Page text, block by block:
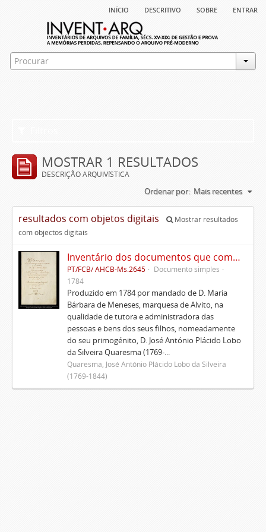
início descritivo sobre entrar
MOSTRAR 1 RESULTADOS
DESCRIÇÃO ARQUIVÍSTICA
Ordenar por: Mais recentes
resultados com objetos digitais
Mostrar resultados
com objectos digitais
Inventário dos documentos que compõem o cartório da Casa de Alvito
PT/FCB/ AHCB-Ms.2645
Documento simples
1784
Produzido em 1784 por mandado de D. Maria
Bárbara de Meneses, marquesa de Alvito, na
qualidade de tutora e administradora das
pessoas e bens dos seus filhos, nomeadamente
do seu primogénito, D. José António Plácido Lobo
da Silveira Quaresma (1769-...
Quaresma, José António Plácido Lobo da Silveira
(1769-1844)